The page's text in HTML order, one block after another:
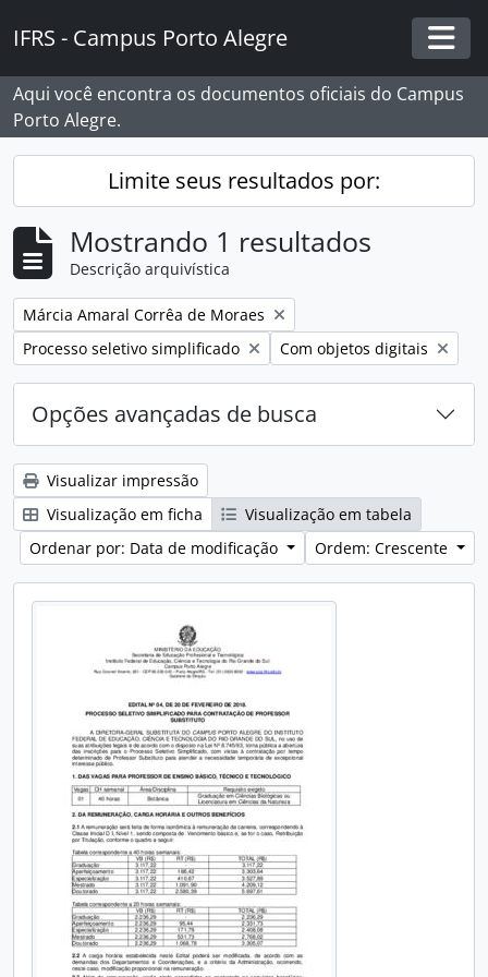
IFRS - Campus Porto Alegre
Aqui você encontra os documentos oficiais do Campus
Porto Alegre.
Limite seus resultados por:
Mostrando 1 resultados
Descrição arquivística
Remover filtro:
Márcia Amaral Corrêa de Moraes
Remover filtro:
Processo seletivo simplificado Remover filtro:
Com objetos digitais
Opções avançadas de busca
Visualizar impressão
Visualização em ficha
Visualização em tabela
Ordenar por: Data de modificação
Ordem: Crescente